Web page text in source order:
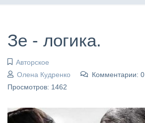
Зе - логика.
Авторское
Олена Кудренко
Комментарии: 0
Просмотров: 1462